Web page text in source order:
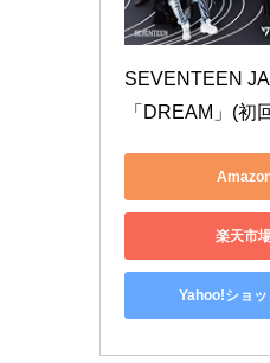
SEVENTEEN
「DREAM」(初
楽天市
Yahoo!ショ